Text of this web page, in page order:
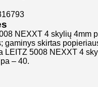
NEXXT 4 skylių 4mm
gaminys skirtas
LEITZ 5008 NEXXT 4
– 40.